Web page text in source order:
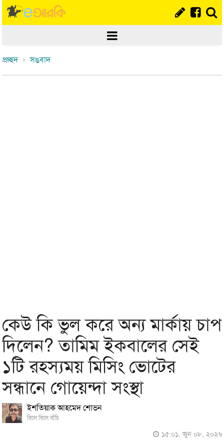
প্রচ্ছদ সঙবাদ
কেউ কি ভুল করে অন্য মার্কায় চাপ
দিলেন? তামিম ইকবালের সেই
১টি রহস্যময় মিসিং ভোটের
সন্ধানে গোয়েন্দা সংস্থা
ইশতিয়াক আহমেদ শোভন
রিলে রিলে বাঁচি
১৫:০১, জুন ০৮, ২০২৬